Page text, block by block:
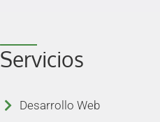
Servicios
Desarrollo Web